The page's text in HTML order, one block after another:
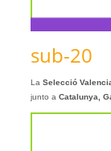
sub-20
La Selecció
junto a Catalunya,